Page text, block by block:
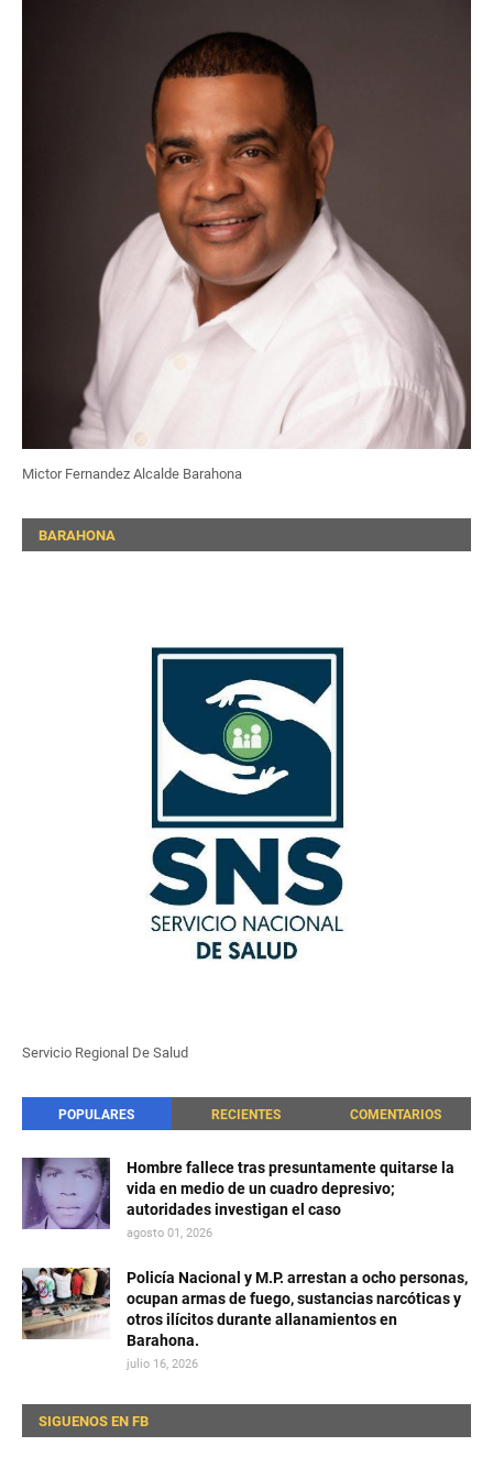
Mictor Fernandez Alcalde Barahona
BARAHONA
Servicio Regional De Salud
POPULARES RECIENTES COMENTARIOS
Hombre fallece tras presuntamente quitarse la
vida en medio de un cuadro depresivo;
autoridades investigan el caso
agosto 01, 2026
Policía Nacional y M.P. arrestan a ocho personas,
ocupan armas de fuego, sustancias narcóticas y
otros ilícitos durante allanamientos en
Barahona.
julio 16, 2026
SIGUENOS EN FB